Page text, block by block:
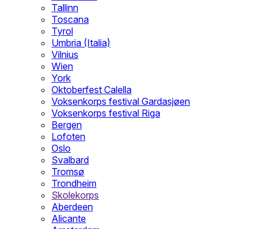
Tallinn
Toscana
Tyrol
Umbria (Italia)
Vilnius
Wien
York
Oktoberfest Calella
Voksenkorps festival Gardasjøen
Voksenkorps festival Riga
Bergen
Lofoten
Oslo
Svalbard
Tromsø
Trondheim
Skolekorps
Aberdeen
Alicante